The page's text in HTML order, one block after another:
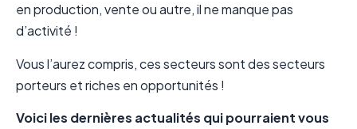
en production, vente ou autre, il ne manque pas
d’activité !
Vous l’aurez compris, ces secteurs sont des secteurs
porteurs et riches en opportunités !
Voici les dernières actualités qui pourraient vous